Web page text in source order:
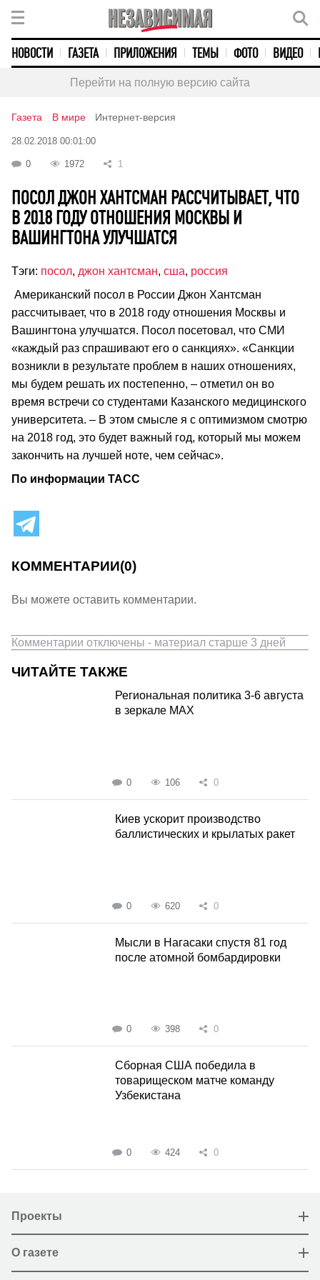
НОВОСТИ ГАЗЕТА ПРИЛОЖЕНИЯ ТЕМЫ ФОТО ВИДЕО
Перейти на полную версию сайта
Газета В мире Интернет-версия
28.02.2018 00:01:00
0 1972 1
ПОСОЛ ДЖОН ХАНТСМАН РАССЧИТЫВАЕТ, ЧТО
В 2018 ГОДУ ОТНОШЕНИЯ МОСКВЫ И
ВАШИНГТОНА УЛУЧШАТСЯ
Тэги: посол, джон хантсман, сша, россия
Американский посол в России Джон Хантсман
рассчитывает, что в 2018 году отношения Москвы и
Вашингтона улучшатся. Посол посетовал, что СМИ
«каждый раз спрашивают его о санкциях». «Санкции
возникли в результате проблем в наших отношениях,
мы будем решать их постепенно, – отметил он во
время встречи со студентами Казанского медицинского
университета. – В этом смысле я с оптимизмом смотрю
на 2018 год, это будет важный год, который мы можем
закончить на лучшей ноте, чем сейчас».
По информации ТАСС
КОММЕНТАРИИ(0)
Вы можете оставить комментарии.
Комментарии отключены - материал старше 3 дней
ЧИТАЙТЕ ТАКЖЕ
Региональная политика 3-6 августа
в зеркале MAX
0 106 0
Киев ускорит производство
баллистических и крылатых ракет
0 620 0
Мысли в Нагасаки спустя 81 год
после атомной бомбардировки
0 398 0
Сборная США победила в
товарищеском матче команду
Узбекистана
0 424 0
Проекты
О газете